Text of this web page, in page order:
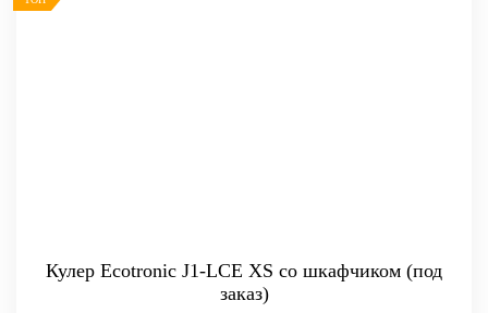
Кулер Ecotronic J1-LCE XS со шкафчиком (под
заказ)